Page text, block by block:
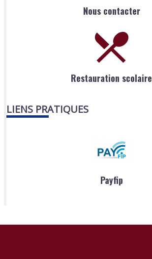
Nous contacter
Restauration scolaire
LIENS PRATIQUES
Payfip